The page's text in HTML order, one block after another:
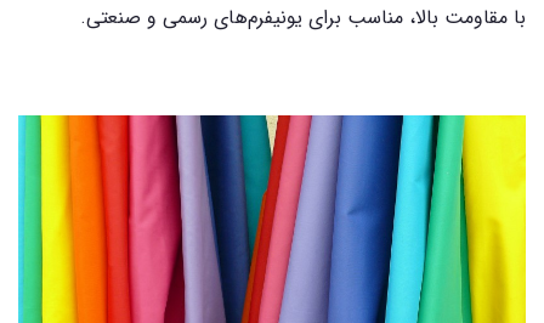
با مقاومت بالا، مناسب برای یونیفرم‌های رسمی و صنعتی.